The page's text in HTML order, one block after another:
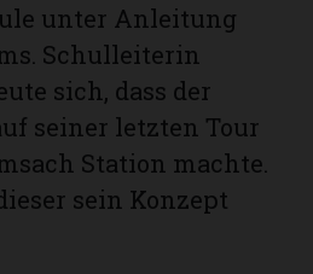
unter Anleitung
Schulleiterin
sich, dass der
seiner letzten Tour
Station machte.
sein Konzept